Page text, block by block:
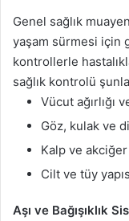
Genel sağlık
yaşam sürmesi için
kontrollerle
sağlık kontrolü
Vücut ağırlığı
Göz, kulak ve
Kalp ve
Cilt ve tüy
Aşı ve Bağışıklık